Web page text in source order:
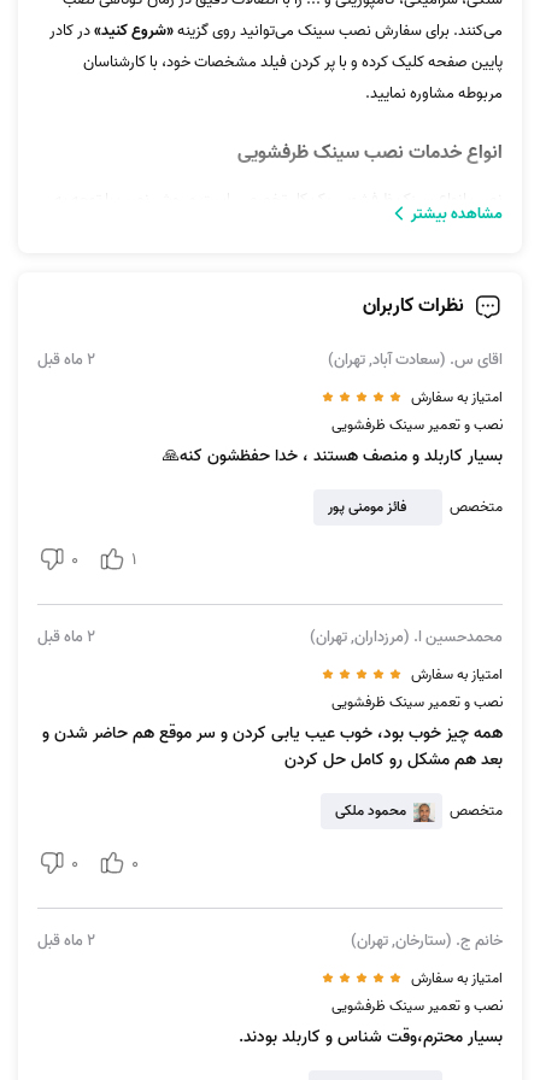
می‌کنند. برای سفارش نصب سینک می‌توانید روی گزینه«شروع کنید»در کادر
پایین صفحه کلیک کرده و با پر کردن فیلد مشخصات خود، با کارشناسان
مربوطه مشاوره نمایید.
انواع خدمات نصب سینک‌ ظرفشویی
نوع توکار یا روکار بودن آن متفاوت است. به این ترتیب انواع روش نصب سینک
نصب سینک توکار
شود. معمولا سینک‌ها در دو نوع تک لگن و دو لگن تولید می‌شوند که نوع
دولگن یا همان دوقلو سایز بزرگتری دارد ونصاب سینک ظرفشویی
کار بسیار شکیل و زیبا باشد و مشکل نشتی آب به وجود نیاید.
نصب انواع سینک ظرفشویی در آچاره
برخوردار است. نصابان سینک ظرفشویی آچاره
انواع سینک ظرفشویی ندارند و انواع سینک ظرفشویی از هر مدل، طرح و برند
را با مهارت و دقت بالا نصب می‌کنند. انواع سینک ظرفشویی که توسط نصابان
انواع سینک ظرفشویی روکار و توکار
سینک ظرفشویی استیل
سینک ظرفشویی دوقلو
سینک ظرفشویی سرامیکی
مشاهده بیشتر
نظرات کاربران
اقای س. (سعادت آباد, تهران) 2 ماه قبل
امتیاز به سفارش
نصب و تعمیر سینک ظرفشویی
بسیار کاربلد و منصف هستند ، خدا حفظشون کنه🙏
متخصص فائز مومنی پور
1
0
محمدحسین ا. (مرزداران, تهران) 2 ماه قبل
امتیاز به سفارش
نصب و تعمیر سینک ظرفشویی
همه چیز خوب بود، خوب عیب یابی کردن و سر موقع هم حاضر شدن و
بعد هم مشکل رو کامل حل کردن
متخصص محمود ملکی
0
0
خانم ج. (ستارخان, تهران) 2 ماه قبل
امتیاز به سفارش
نصب و تعمیر سینک ظرفشویی
بسیار محترم،وقت شناس و کاربلد بودند.